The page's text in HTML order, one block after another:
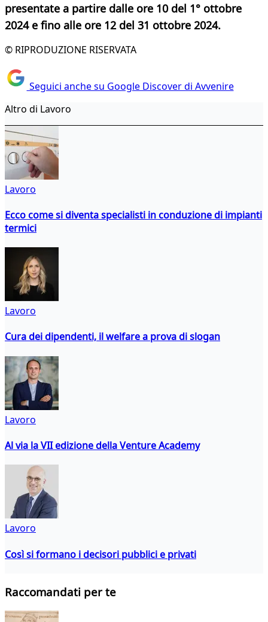
presentate a partire dalle ore 10 del 1° ottobre
2024 e fino alle ore 12 del 31 ottobre 2024.
© RIPRODUZIONE RISERVATA
Seguici anche su Google Discover di Avvenire
Altro di Lavoro
Lavoro
Ecco come si diventa specialisti in conduzione di impianti
termici
Lavoro
Cura dei dipendenti, il welfare a prova di slogan
Lavoro
Al via la VII edizione della Venture Academy
Lavoro
Così si formano i decisori pubblici e privati
Raccomandati per te